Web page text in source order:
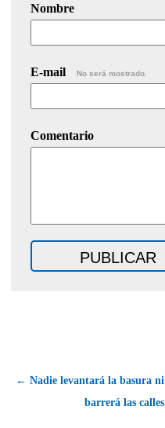
Nombre
E-mail No será mostrado.
Comentario
← Nadie levantará la basura ni
barrerá las calles